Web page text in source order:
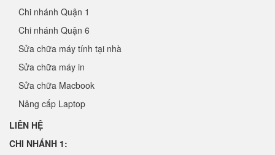
Chi nhánh Quận 1
Chi nhánh Quận 6
Sửa chữa máy tính tại nhà
Sửa chữa máy in
Sửa chữa Macbook
Nâng cấp Laptop
LIÊN HỆ
CHI NHÁNH 1: